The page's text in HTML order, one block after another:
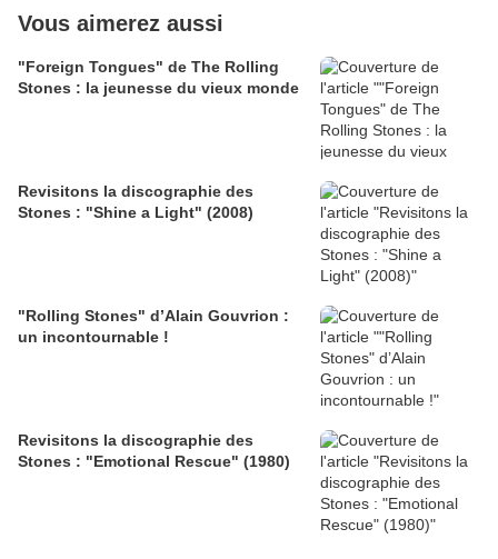
Vous aimerez aussi
"Foreign Tongues" de The Rolling
Stones : la jeunesse du vieux monde
Revisitons la discographie des
Stones : "Shine a Light" (2008)
"Rolling Stones" d’Alain Gouvrion :
un incontournable !
Revisitons la discographie des
Stones : "Emotional Rescue" (1980)